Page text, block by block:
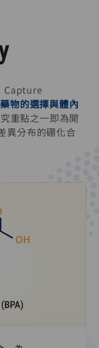
Capture
物的選擇與體內
重點之一即為開
異分布的硼化合